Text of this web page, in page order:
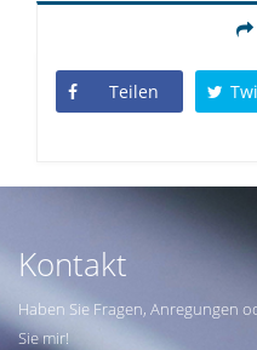
Teilen
Kontakt
Haben Sie Fragen, Anregungen
Sie mir!